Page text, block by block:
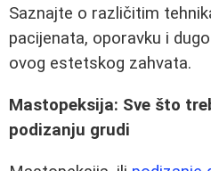
Saznajte o različitim
pacijenata, oporavku i
ovog estetskog zahvata.
Mastopeksija: Sve što
podizanju grudi